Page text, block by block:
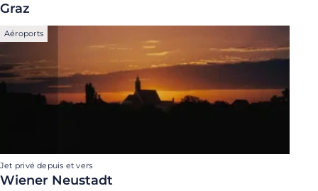
Graz
Aéroports
Jet privé depuis et vers
Wiener Neustadt